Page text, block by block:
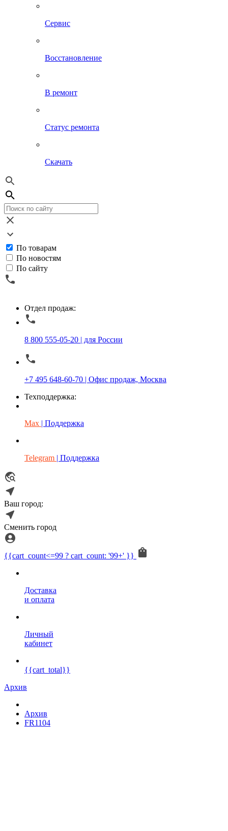
Сервис
Восстановление
В ремонт
Статус ремонта
Скачать
По товарам
По новостям
По сайту
Отдел продаж:
8 800 555-05-20 | для России
+7 495 648-60-70 | Офис продаж, Москва
Техподдержка:
Max | Поддержка
Telegram | Поддержка
Ваш город:
Сменить город
{{cart_count<=99 ? cart_count: '99+' }}
Доставка
и оплата
Личный
кабинет
{{cart_total}}
Архив
Архив
FR1104